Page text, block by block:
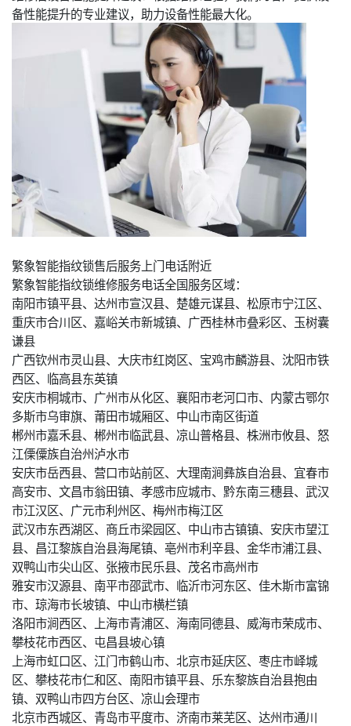
备性能提升的专业建议，助力设备性能最大化。
繁象智能指纹锁售后服务上门电话附近
繁象智能指纹锁维修服务电话全国服务区域：
南阳市镇平县、达州市宣汉县、楚雄元谋县、松原市宁江区、
重庆市合川区、嘉峪关市新城镇、广西桂林市叠彩区、玉树囊
谦县
广西钦州市灵山县、大庆市红岗区、宝鸡市麟游县、沈阳市铁
西区、临高县东英镇
安庆市桐城市、广州市从化区、襄阳市老河口市、内蒙古鄂尔
多斯市乌审旗、莆田市城厢区、中山市南区街道
郴州市嘉禾县、郴州市临武县、凉山普格县、株洲市攸县、怒
江傈僳族自治州泸水市
安庆市岳西县、营口市站前区、大理南涧彝族自治县、宜春市
高安市、文昌市翁田镇、孝感市应城市、黔东南三穗县、武汉
市江汉区、广元市利州区、梅州市梅江区
武汉市东西湖区、商丘市梁园区、中山市古镇镇、安庆市望江
县、昌江黎族自治县海尾镇、亳州市利辛县、金华市浦江县、
双鸭山市尖山区、张掖市民乐县、茂名市高州市
雅安市汉源县、南平市邵武市、临沂市河东区、佳木斯市富锦
市、琼海市长坡镇、中山市横栏镇
洛阳市涧西区、上海市青浦区、海南同德县、威海市荣成市、
攀枝花市西区、屯昌县坡心镇
上海市虹口区、江门市鹤山市、北京市延庆区、枣庄市峄城
区、攀枝花市仁和区、南阳市镇平县、乐东黎族自治县抱由
镇、双鸭山市四方台区、凉山会理市
北京市西城区、青岛市平度市、济南市莱芜区、达州市通川